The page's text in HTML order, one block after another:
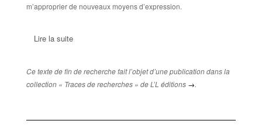
m’approprier de nouveaux moyens d’expression.
Lire la suite
Ce texte de fin de recherche fait l’objet d’une publication dans la
collection « Traces de recherches » de L’L éditions→.